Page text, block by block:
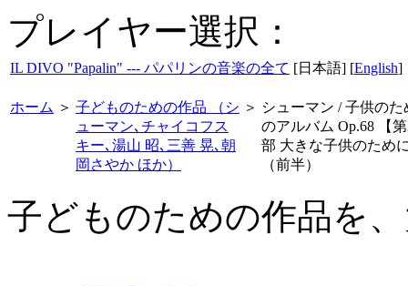
プレイヤー選択：
IL DIVO "Papalin" --- パパリンの音楽の全て [日本語] [English]
ホーム ＞ 子どものための作品 （シ
ューマン､チャイコフス
キー､湯山 昭､三善 晃､朝
岡さやか ほか）
＞ シューマン / 子供のた
のアルバム Op.68 【
部 大きな子供のため
（前半）
子どものための作品を